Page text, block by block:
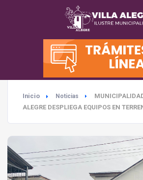
Inicio Noticias
ALEGRE DESPLIEGA EQUIPOS EN